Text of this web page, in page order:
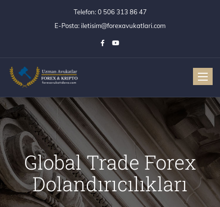
Telefon:0 506 313 86 47
E-Posta: iletisim@forexavukatlari.com
Global Trade Forex
Dolandırıcılıkları